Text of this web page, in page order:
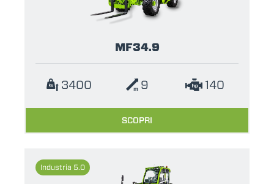
MF34.9
3400 9 140
SCOPRI
Industria 5.0